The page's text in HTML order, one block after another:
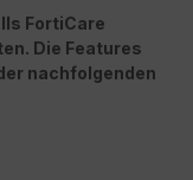
FortiCare
Die Features
nachfolgenden